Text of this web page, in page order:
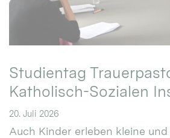
Studientag
Katholisch-Sozialen
20. Juli 2026
Auch Kinder erleben kleine